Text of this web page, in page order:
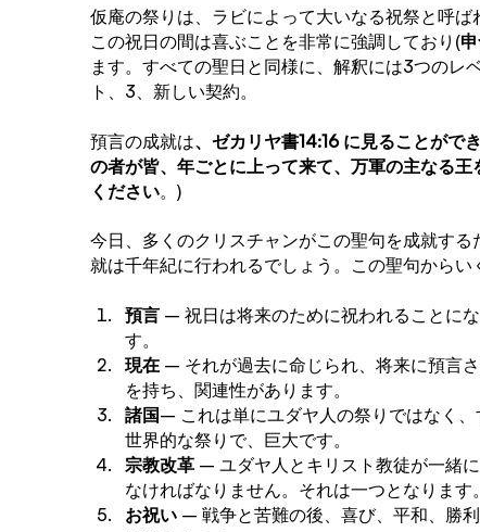
仮庵の祭りは、ラビによって大いなる祝祭と呼ば
この祝日の間は喜ぶことを非常に強調しており(
ます。すべての聖日と同様に、解釈には3つのレ
ト、3、新しい契約。
預言の成就は、ゼカリヤ書14:16 に見ることができ
の者が皆、年ごとに上って来て、万軍の主なる王
ください。)
今日、多くのクリスチャンがこの聖句を成就す
就は千年紀に行われるでしょう。この聖句からい
預言 – 祝日は将来のために祝われることに
す。
現在 – それが過去に命じられ、将来に預言
を持ち、関連性があります。
諸国– これは単にユダヤ人の祭りではなく、
世界的な祭りで、巨大です。
宗教改革 – ユダヤ人とキリスト教徒が一緒
なければなりません。それは一つとなります。
お祝い – 戦争と苦難の後、喜び、平和、勝